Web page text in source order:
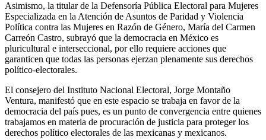
Asimismo, la titular de la Defensoría Pública Electoral para Mujeres
Especializada en la Atención de Asuntos de Paridad y Violencia
Política contra las Mujeres en Razón de Género, María del Carmen
Carreón Castro, subrayó que la democracia en México es
pluricultural e interseccional, por ello requiere acciones que
garanticen que todas las personas ejerzan plenamente sus derechos
político-electorales.
El consejero del Instituto Nacional Electoral, Jorge Montaño
Ventura, manifestó que en este espacio se trabaja en favor de la
democracia del país pues, es un punto de convergencia entre quienes
trabajamos en materia de procuración de justicia para proteger los
derechos político electorales de las mexicanas y mexicanos.